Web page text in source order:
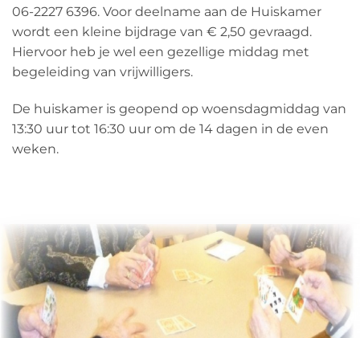
06-2227 6396. Voor deelname aan de Huiskamer
wordt een kleine bijdrage van € 2,50 gevraagd.
Hiervoor heb je wel een gezellige middag met
begeleiding van vrijwilligers.
De huiskamer is geopend op woensdagmiddag van
13:30 uur tot 16:30 uur om de 14 dagen in de even
weken.